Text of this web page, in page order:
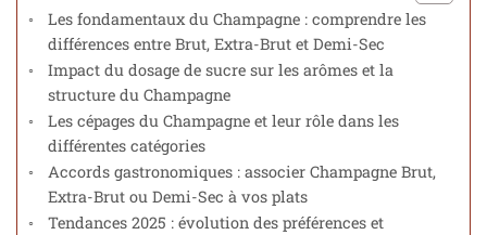
Les fondamentaux du Champagne : comprendre les
différences entre Brut, Extra-Brut et Demi-Sec
Impact du dosage de sucre sur les arômes et la
structure du Champagne
Les cépages du Champagne et leur rôle dans les
différentes catégories
Accords gastronomiques : associer Champagne Brut,
Extra-Brut ou Demi-Sec à vos plats
Tendances 2025 : évolution des préférences et